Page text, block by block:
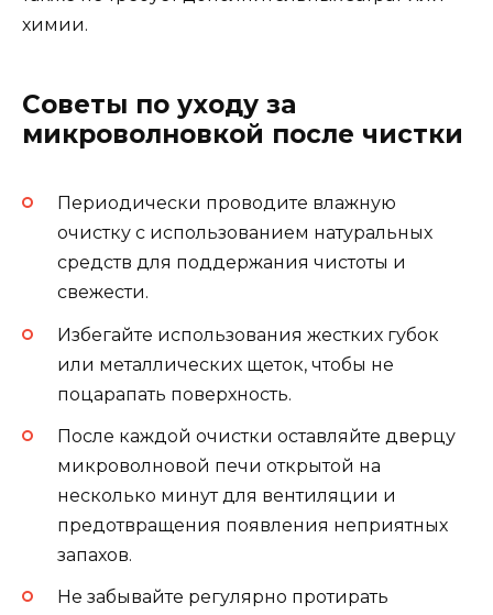
химии.
Советы по уходу за
микроволновкой после чистки
Периодически проводите влажную
очистку с использованием натуральных
средств для поддержания чистоты и
свежести.
Избегайте использования жестких губок
или металлических щеток, чтобы не
поцарапать поверхность.
После каждой очистки оставляйте дверцу
микроволновой печи открытой на
несколько минут для вентиляции и
предотвращения появления неприятных
запахов.
Не забывайте регулярно протирать